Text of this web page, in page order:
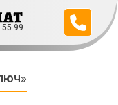
55 99